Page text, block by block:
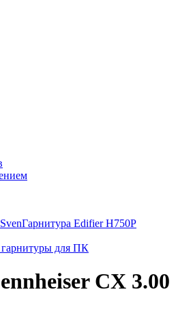
Гарнитура Edifier H750P
для ПК
CX 3.00